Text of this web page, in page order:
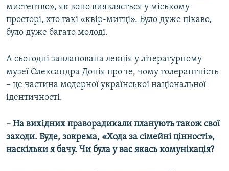
мистецтво», як воно виявляється у міському
просторі, хто такі «квір-митці». Було дуже цікаво,
було дуже багато молоді.
А сьогодні запланована лекція у літературному
музеї Олександра Донія про те, чому толерантність
– це частина модерної української національної
ідентичності.
– На вихідних праворадикали планують також свої
заходи. Буде, зокрема, «Хода за сімейні цінності»,
наскільки я бачу. Чи була у вас якась комунікація?